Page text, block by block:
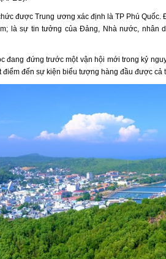
được Trung ương xác định là TP Phú
là sự tin tưởng của Đảng, Nhà nước, nhân
đang đứng trước một vận hội mới trong kỷ
điểm đến sự kiện biểu tượng hàng đầu được cả